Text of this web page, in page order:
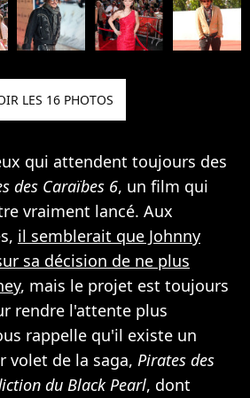
LES 16 PHOTOS
qui attendent toujours des
des Caraïbes 6, un film qui
vraiment lancé. Aux
il semblerait que Johnny
sa décision de ne plus
, mais le projet est toujours
rendre l'attente plus
rappelle qu'il existe un
volet de la saga, Pirates des
du Black Pearl, dont